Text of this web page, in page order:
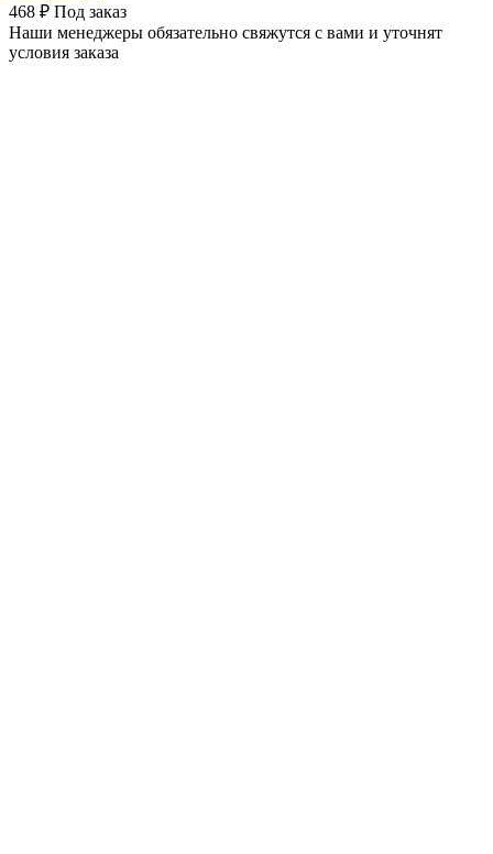
468 ₽ Под заказ
Наши менеджеры обязательно свяжутся с вами и уточнят
условия заказа